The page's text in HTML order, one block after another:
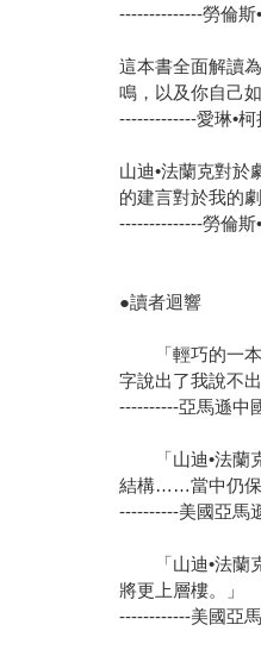
--------------勞倫斯
這本書全面解讀
鳴，以及你自己
-------------愛琳•柯
山迪•法蘭克對於
的建言對於我的
--------------勞倫斯
●讀者迴響
「輕巧的一本
字說出了我說不
----------亞馬遜中
「山迪•法蘭克
結構……當中仍保
----------美國亞馬
「山迪•法蘭克
將更上層樓。」
------------美國亞